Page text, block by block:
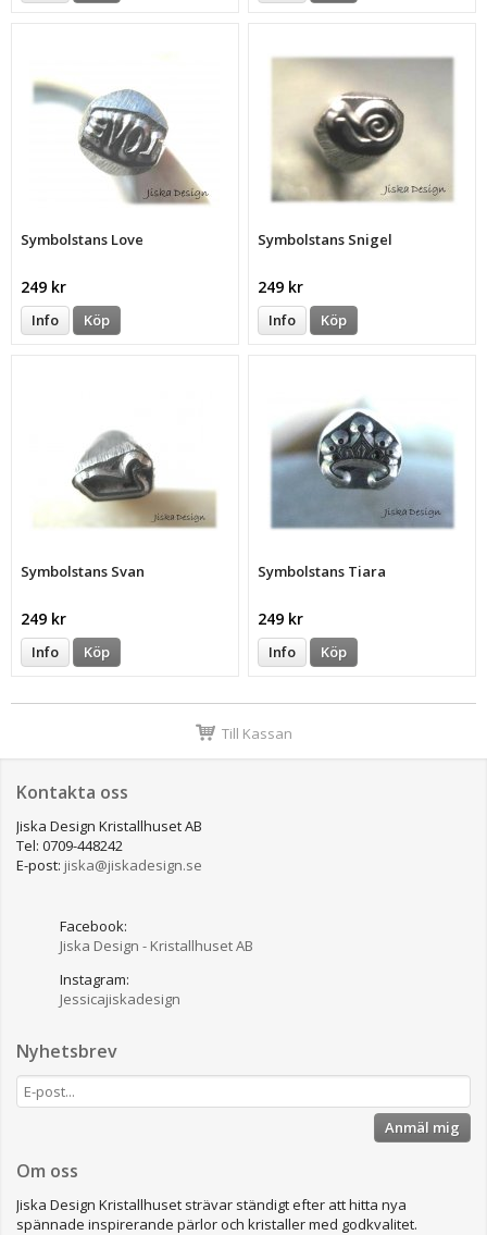
Symbolstans Love
249 kr
Info Köp
Symbolstans Snigel
249 kr
Info Köp
Symbolstans Svan
249 kr
Info Köp
Symbolstans Tiara
249 kr
Info Köp
Till Kassan
Kontakta oss
Jiska Design Kristallhuset AB
Tel: 0709-448242
E-post: jiska@jiskadesign.se
Facebook:
Jiska Design - Kristallhuset AB
Instagram:
Jessicajiskadesign
Nyhetsbrev
Anmäl mig
Om oss
Jiska Design Kristallhuset strävar ständigt efter att hitta nya
spännade inspirerande pärlor och kristaller med godkvalitet.